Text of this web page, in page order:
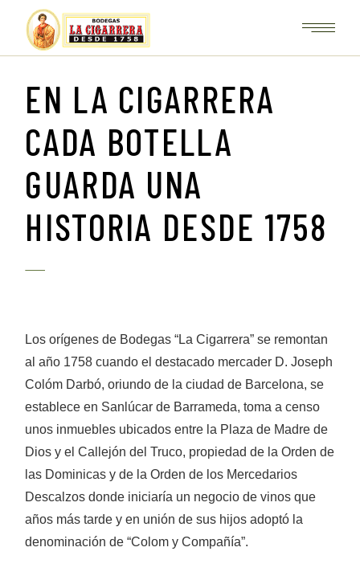
EN LA CIGARRERA
CADA BOTELLA
GUARDA UNA
HISTORIA DESDE 1758
Los orígenes de Bodegas “La Cigarrera” se remontan
al año 1758 cuando el destacado mercader D. Joseph
Colóm Darbó, oriundo de la ciudad de Barcelona, se
establece en Sanlúcar de Barrameda, toma a censo
unos inmuebles ubicados entre la Plaza de Madre de
Dios y el Callejón del Truco, propiedad de la Orden de
las Dominicas y de la Orden de los Mercedarios
Descalzos donde iniciaría un negocio de vinos que
años más tarde y en unión de sus hijos adoptó la
denominación de “Colom y Compañía”.